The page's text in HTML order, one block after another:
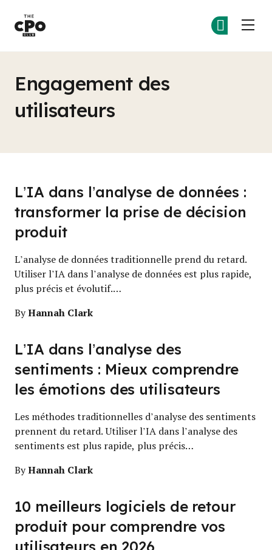
Engagement des
utilisateurs
L’IA dans l’analyse de données :
transformer la prise de décision
produit
L’analyse de données traditionnelle prend du retard.
Utiliser l’IA dans l’analyse de données est plus rapide,
plus précis et évolutif.…
ByHannah Clark
L’IA dans l’analyse des
sentiments : Mieux comprendre
les émotions des utilisateurs
Les méthodes traditionnelles d’analyse des sentiments
prennent du retard. Utiliser l’IA dans l’analyse des
sentiments est plus rapide, plus précis…
ByHannah Clark
10 meilleurs logiciels de retour
produit pour comprendre vos
utilisateurs en 2026